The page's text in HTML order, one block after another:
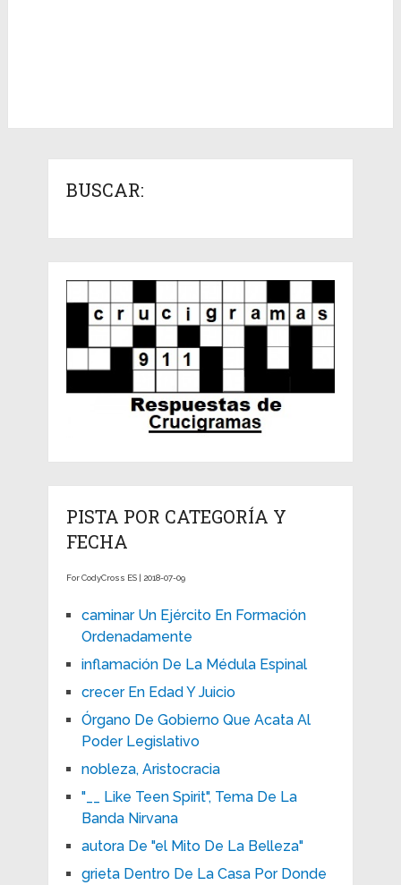
BUSCAR:
PISTA POR CATEGORÍA Y
FECHA
For CodyCross ES | 2018-07-09
caminar Un Ejército En Formación
Ordenadamente
inflamación De La Médula Espinal
crecer En Edad Y Juicio
Órgano De Gobierno Que Acata Al
Poder Legislativo
nobleza, Aristocracia
"__ Like Teen Spirit", Tema De La
Banda Nirvana
autora De "el Mito De La Belleza"
grieta Dentro De La Casa Por Donde